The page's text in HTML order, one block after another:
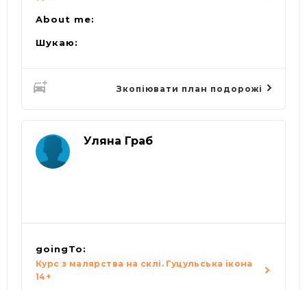
About me:
Шукаю:
Зкопіювати план подорожі
Уляна Граб
goingTo:
Курс з малярства на склі. Гуцульська ікона
14+